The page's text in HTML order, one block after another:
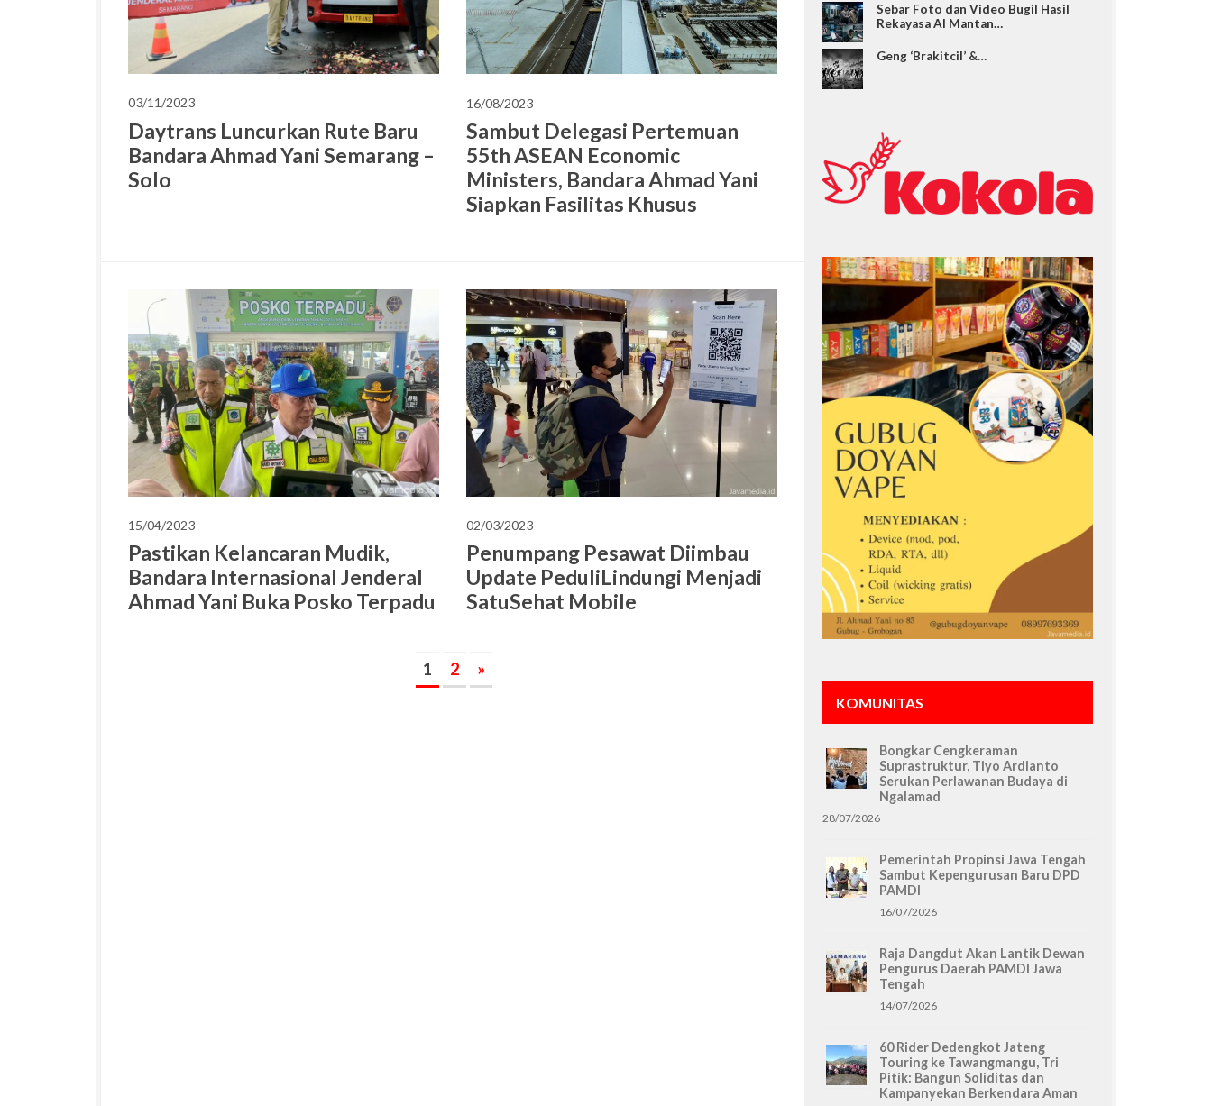
03/11/2023
Daytrans Luncurkan Rute Baru
Bandara Ahmad Yani Semarang –
Solo
16/08/2023
Sambut Delegasi Pertemuan
55th ASEAN Economic
Ministers, Bandara Ahmad Yani
Siapkan Fasilitas Khusus
15/04/2023
Pastikan Kelancaran Mudik,
Bandara Internasional Jenderal
Ahmad Yani Buka Posko Terpadu
02/03/2023
Penumpang Pesawat Diimbau
Update PeduliLindungi Menjadi
SatuSehat Mobile
1 2 »
Sebar Foto dan Video Bugil Hasil
Rekayasa AI Mantan…
Geng ‘Brakitcil’ &…
KOMUNITAS
Bongkar Cengkeraman
Suprastruktur, Tiyo Ardianto
Serukan Perlawanan Budaya di
Ngalamad
28/07/2026
Pemerintah Propinsi Jawa Tengah
Sambut Kepengurusan Baru DPD
PAMDI
16/07/2026
Raja Dangdut Akan Lantik Dewan
Pengurus Daerah PAMDI Jawa
Tengah
14/07/2026
60 Rider Dedengkot Jateng
Touring ke Tawangmangu, Tri
Pitik: Bangun Soliditas dan
Kampanyekan Berkendara Aman